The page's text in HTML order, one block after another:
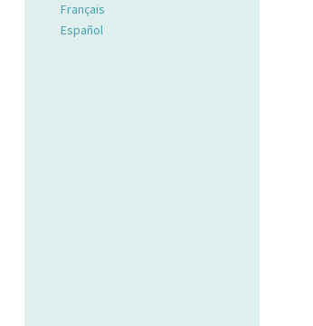
Français
Español